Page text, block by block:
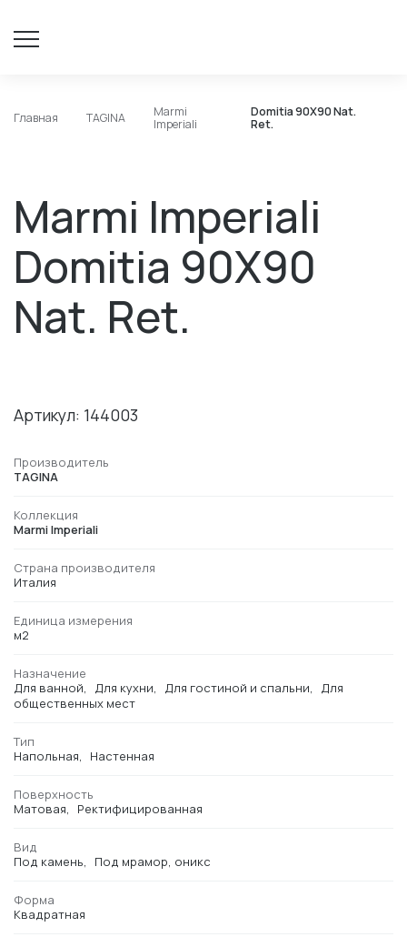
Главная TAGINA
Marmi
Imperiali
Domitia 90X90 Nat.
Rеt.
Marmi Imperiali
Domitia 90X90
Nat. Rеt.
Артикул: 144003
Производитель
TAGINA
Коллекция
Marmi Imperiali
Страна производителя
Италия
Единица измерения
м2
Назначение
Для ванной
Для кухни Для гостиной и спальни
Для
общественных мест
Тип
Напольная
Настенная
Поверхность
Матовая
Ректифицированная
Вид
Под камень
Под мрамор, оникс
Форма
Квадратная